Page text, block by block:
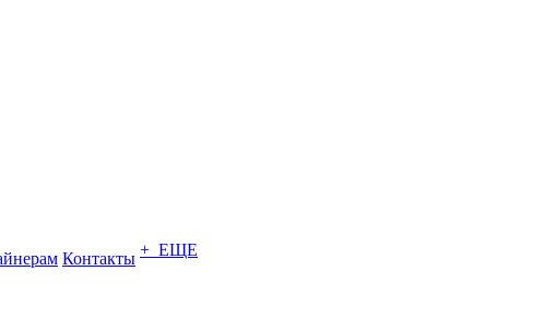
Контакты + ЕЩЕ